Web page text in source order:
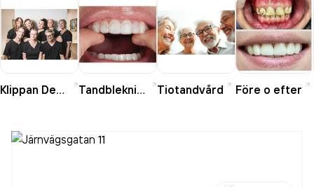
Klippan Dental Tandblekning Tiotandvård Före o efter